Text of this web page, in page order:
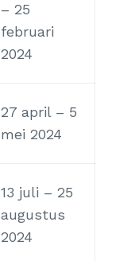
– 25
februari
2024
27 april – 5
mei 2024
13 juli – 25
augustus
2024